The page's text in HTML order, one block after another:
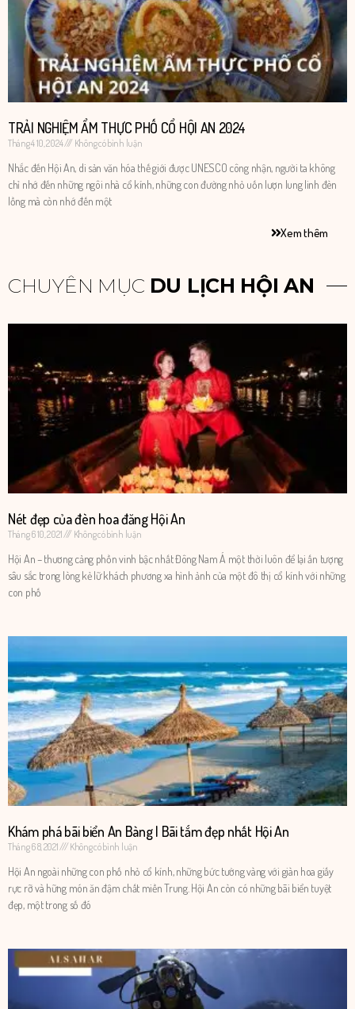
TRẢI NGHIỆM ẨM THỰC PHỐ CỔ HỘI AN 2024
Tháng 4 10, 2024 Không có bình luận
Nhắc đến Hội An, di sản văn hóa thế giới được UNESCO công nhận, người ta không
chỉ nhớ đến những ngôi nhà cổ kính, những con đường nhỏ uốn lượn lung linh đèn
lồng mà còn nhớ đến một
Xem thêm
CHUYÊN MỤC DU LỊCH HỘI AN
Nét đẹp của đèn hoa đăng Hội An
Tháng 6 10, 2021 Không có bình luận
Hội An – thương cảng phồn vinh bậc nhất Đông Nam Á một thời luôn để lại ấn tượng
sâu sắc trong lòng kẻ lữ khách phương xa hình ảnh của một đô thị cổ kính với những
con phố
Khám phá bãi biển An Bàng | Bãi tắm đẹp nhất Hội An
Tháng 6 8, 2021 Không có bình luận
Hội An ngoài những con phố nhỏ cổ kính, những bức tường vàng với giàn hoa giấy
rực rỡ và hững món ăn đậm chất miền Trung. Hội An còn có những bãi biển tuyệt
đẹp, một trong số đó